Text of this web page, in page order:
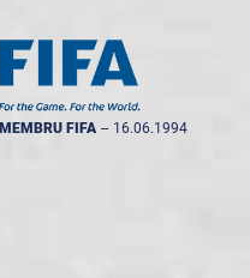
MEMBRU FIFA -- 16.06.1994